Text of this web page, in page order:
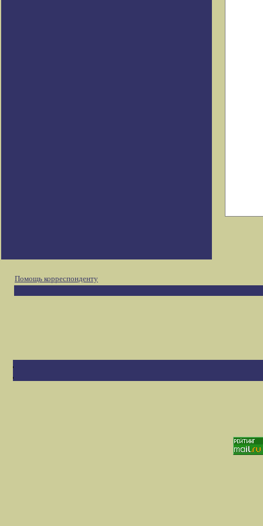
Помощь корреспонденту